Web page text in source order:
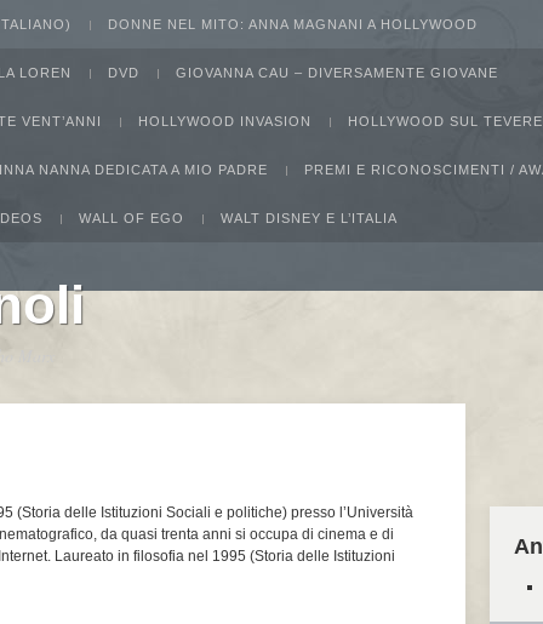
DONNE NEL MITO: ANNA MAGNANI A HOLLYWOOD
LOREN DVD GIOVANNA CAU – DIVERSAMENTE GIOVANE
VENT’ANNI HOLLYWOOD INVASION HOLLYWOOD SUL TEVERE
NANNA DEDICATA A MIO PADRE PREMI E RICONOSCIMENTI /
WALL OF EGO WALT DISNEY E L’ITALIA
(Storia delle Istituzioni Sociali e politiche) presso l’Università
da quasi trenta anni si occupa di cinema e di
Laureato in filosofia nel 1995 (Storia delle Istituzioni